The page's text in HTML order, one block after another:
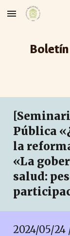
Skip to main
Pública
la
«La
salud:
2024/05/24